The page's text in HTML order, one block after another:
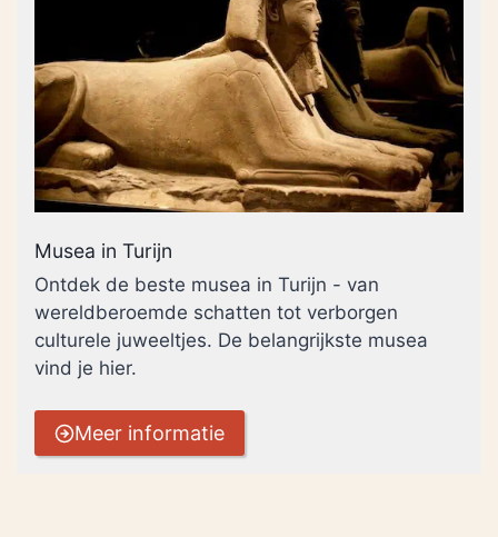
Musea in Turijn
Ontdek de beste musea in Turijn - van
wereldberoemde schatten tot verborgen
culturele juweeltjes. De belangrijkste musea
vind je hier.
Meer informatie